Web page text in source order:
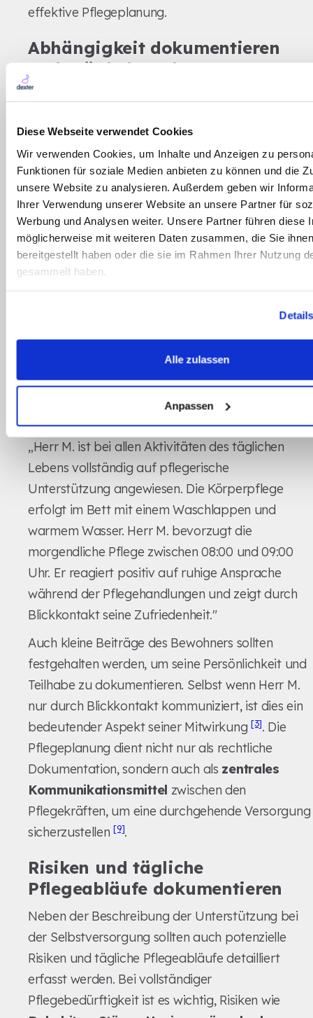
Diese Webseite verwendet Cookies
Wir verwenden Cookies, um Inhalte und Anzeigen zu
Funktionen für soziale Medien anbieten zu können und die
unsere Website zu analysieren. Außerdem geben wir
Ihrer Verwendung unserer Website an unsere Partner für
Werbung und Analysen weiter. Unsere Partner führen diese
möglicherweise mit weiteren Daten zusammen, die Sie ihnen
bereitgestellt haben oder die sie im Rahmen Ihrer Nutzung
gesammelt haben.
Alle zulassen
Anpassen
effektive Pflegeplanung.
Abhängigkeit dokumentieren
und Würde bewahren
Defizite zu betonen. Statt etwa zu schreiben:
„Bewohner kann sich nicht selbst waschen“,
könnte man formulieren: „Bewohner benötigt
vollständige Unterstützung bei der Körperpflege
im Bett“[9]. Diese Herangehensweise lenkt die
Aufmerksamkeit auf die Pflegeleistung und nicht
auf die Einschränkungen.
lieber als ein Schwamm. Bitte helfen Sie mir, meine
Haare zu kämmen – das ist mir wichtig."
Beispiel für Bereich C1 (Themenfeld 4:
Selbstversorgung):
„Herr M. ist bei allen Aktivitäten des täglichen
Lebens vollständig auf pflegerische
Unterstützung angewiesen. Die Körperpflege
erfolgt im Bett mit einem Waschlappen und
warmem Wasser. Herr M. bevorzugt die
morgendliche Pflege zwischen 08:00 und 09:00
Uhr. Er reagiert positiv auf ruhige Ansprache
während der Pflegehandlungen und zeigt durch
Blickkontakt seine Zufriedenheit."
Auch kleine Beiträge des Bewohners sollten
festgehalten werden, um seine Persönlichkeit und
Teilhabe zu dokumentieren. Selbst wenn Herr M.
nur durch Blickkontakt kommuniziert, ist dies ein
bedeutender Aspekt seiner Mitwirkung [3]. Die
Pflegeplanung dient nicht nur als rechtliche
Dokumentation, sondern auch als zentrales
Kommunikationsmittel zwischen den
Pflegekräften, um eine durchgehende Versorgung
sicherzustellen[9].
Risiken und tägliche
Pflegeabläufe dokumentieren
Neben der Beschreibung der Unterstützung bei
der Selbstversorgung sollten auch potenzielle
Risiken und tägliche Pflegeabläufe detailliert
erfasst werden. Bei vollständiger
Pflegebedürftigkeit ist es wichtig, Risiken wie